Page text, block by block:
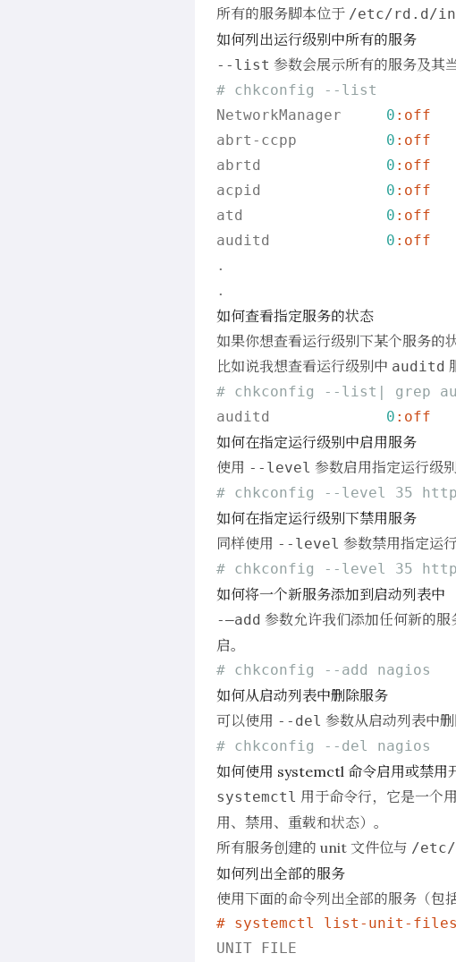
所有的服务脚本位于 /etc/rd.d/
如何列出运行级别中所有的服务
--list 参数会展示所有的服务及其
# chkconfig --list
NetworkManager 0 :off
abrt-ccpp 0 :off
abrtd 0 :off
acpid 0 :off
atd 0 :off
auditd 0 :off
.
如何查看指定服务的状态
如果你想查看运行级别下某个服务的
比如说我想查看运行级别中 auditd
# chkconfig --list| grep
auditd 0 :off
如何在指定运行级别中启用服务
使用 --level 参数启用指定运行级
# chkconfig --level 35
如何在指定运行级别下禁用服务
同样使用 --level 参数禁用指定运
# chkconfig --level 35
如何将一个新服务添加到启动列表中
-–add 参数允许我们添加任何新的
启。
# chkconfig --add nagios
如何从启动列表中删除服务
可以使用 --del 参数从启动列表中
# chkconfig --del nagios
如何使用 systemctl 命令启用或禁用
systemctl 用于命令行，它是一个
用、禁用、重载和状态）。
所有服务创建的 unit 文件位与 /etc/
如何列出全部的服务
使用下面的命令列出全部的服务（包
# systemctl list-unit-files
UNIT FILE